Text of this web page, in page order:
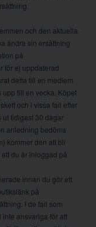
och den aktuella
ändra sin ersättning
på
för ej uppdaterad
detta till en medlem
till en vecka. Köpet
och i vissa fall efter
ut tidigast 30 dagar
anledning bedöms
kommer den att bli
du är inloggad på
innan du gör ett
på
I de fall som
ansvariga för att